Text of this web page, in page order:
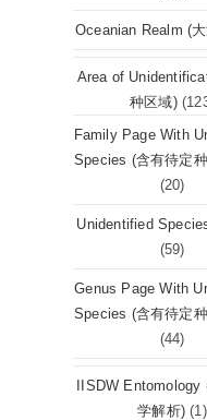
Oceanian Realm (
Area of
种区域)
Family Page With
Species (含有待定
(20)
Unidentified
(59)
Genus Page With
Species (含有待定
(44)
IISDW Entomology
学解析) (1)